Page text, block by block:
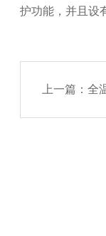
护功能，并且设
上一篇：全